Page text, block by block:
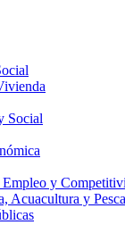
Social
y
Acuacultura y Pesca